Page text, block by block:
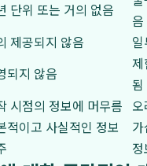
단위 또는 거의 없음
음
제공되지 않음
되지 않음
제
됨
시점의 정보에 머무름
적이고 사실적인 정보
정